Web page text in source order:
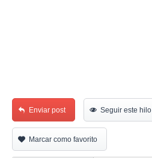
Enviar post Seguir este hilo
Marcar como favorito